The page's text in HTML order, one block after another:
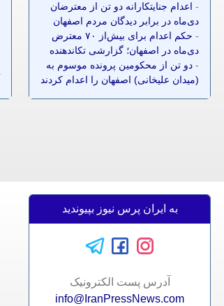
- اعدام جنایتکارانه دو تن از معترضان
دی‌ماه در برابر دیدگان مردم اصفهان
-
حکم اعدام برای بیش‌از ۷۰ معترض
دی‌ماه در اصفهان؛ گزارشی تکاندهنده
- دو تن از محکومین پرونده موسوم به
(میدان علیخانی) اصفهان را اعدام کردند
به ایران پرس نیوز بپیوندید
آدرس پست الکترونيک
info@IranPressNews.com